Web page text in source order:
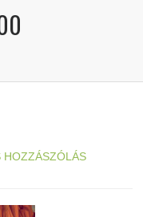
HOZZÁSZÓLÁS